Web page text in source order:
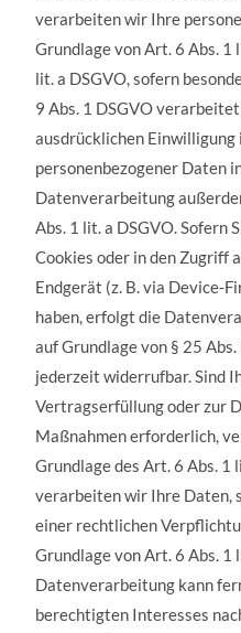
verarbeiten wir Ihre
Grundlage von Art. 6 Abs. 1
lit. a DSGVO, sofern
9 Abs. 1 DSGVO
ausdrücklichen
personenbezogener Daten
Datenverarbeitung
Abs. 1 lit. a DSGVO. Sofern
Cookies oder in den Zugriff
Endgerät (z. B. via Device-
haben, erfolgt die
auf Grundlage von § 25
jederzeit widerrufbar. Sind
Vertragserfüllung oder zur
Maßnahmen erforderlich,
Grundlage des Art. 6 Abs. 1
verarbeiten wir Ihre Daten,
einer rechtlichen
Grundlage von Art. 6 Abs. 1
Datenverarbeitung kann
berechtigten Interesses